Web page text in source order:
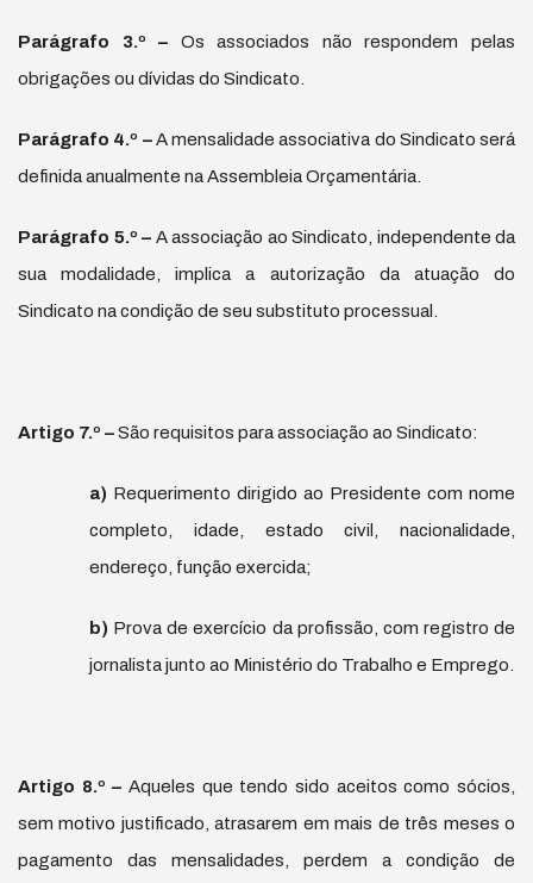
Parágrafo 3.º – Os associados não respondem pelas
obrigações ou dívidas do Sindicato.
Parágrafo 4.º –A mensalidade associativa do Sindicato será
definida anualmente na Assembleia Orçamentária.
Parágrafo 5.º – A associação ao Sindicato, independente da
sua modalidade, implica a autorização da atuação do
Sindicato na condição de seu substituto processual.
Artigo 7.º –São requisitos para associação ao Sindicato:
a) Requerimento dirigido ao Presidente com nome
completo, idade, estado civil, nacionalidade,
endereço, função exercida;
b) Prova de exercício da profissão, com registro de
jornalista junto ao Ministério do Trabalho e Emprego.
Artigo 8.º – Aqueles que tendo sido aceitos como sócios,
sem motivo justificado, atrasarem em mais de três meses o
pagamento das mensalidades, perdem a condição de